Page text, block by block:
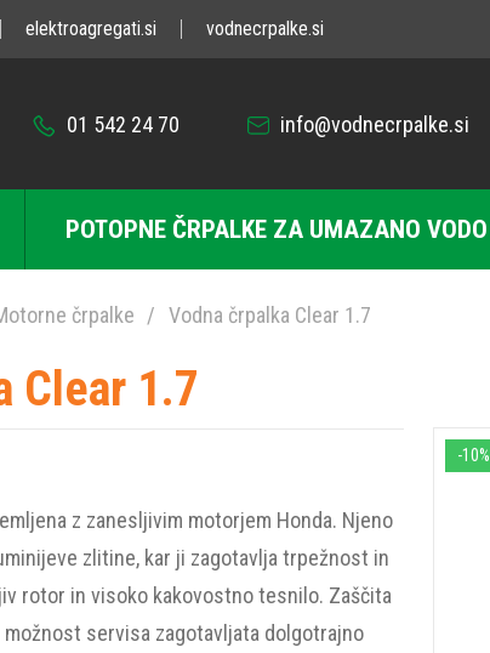
elektroagregati.si vodnecrpalke.si
01 542 24 70 info@vodnecrpalke.si
POTOPNE ČRPALKE ZA UMAZANO VODO
črpalke Vodna črpalka Clear 1.7
Clear 1.7
z zanesljivim motorjem Honda. Njeno
zlitine, kar ji zagotavlja trpežnost in
rotor in visoko kakovostno tesnilo. Zaščita
servisa zagotavljata dolgotrajno
-10%